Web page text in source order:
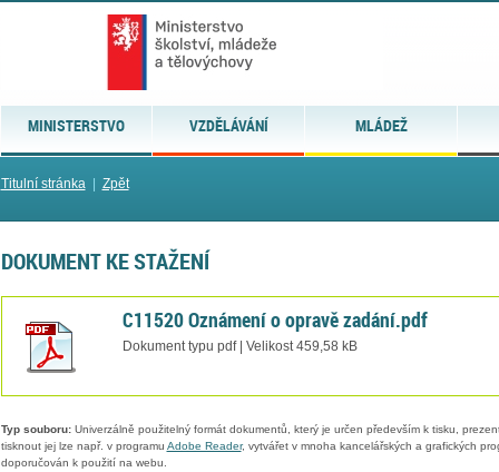
MINISTERSTVO VZDĚLÁVÁNÍ MLÁDEŽ
Titulní stránka| Zpět
DOKUMENT KE STAŽENÍ
C11520 Oznámení o opravě zadání.pdf
Dokument typu pdf | Velikost 459,58 kB
Typ souboru:Univerzálně použitelný formát dokumentů, který je určen především k tisku,
tisknout jej lze např. v programu Adobe Reader, vytvářet v mnoha kancelářských a grafických
doporučován k použití na webu.